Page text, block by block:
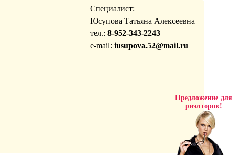
Специалист:
Юсупова Татьяна Алексеевна
тел.: 8-952-343-2243
e-mail: iusupova.52@mail.ru
Предложение для
риэлторов!